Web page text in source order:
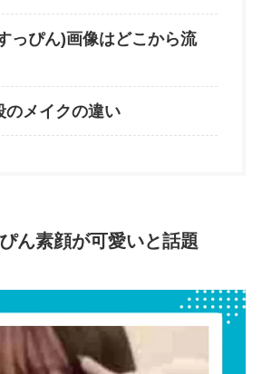
っぴん)画像はどこから流
のメイクの違い
ん素顔が可愛いと話題